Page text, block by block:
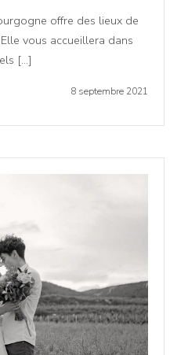
offre des lieux de
vous accueillera dans
[…]
8 septembre 2021